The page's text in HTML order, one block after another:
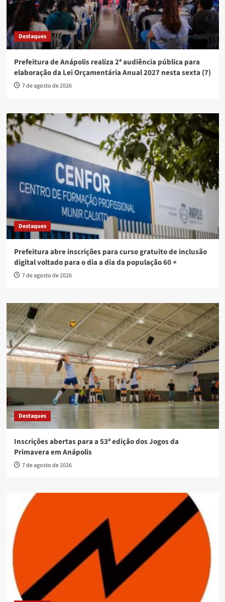
Destaques
Prefeitura de Anápolis realiza 2ª audiência pública para
elaboração da Lei Orçamentária Anual 2027 nesta sexta (7)
7 de agosto de 2026
Destaques
Prefeitura abre inscrições para curso gratuito de inclusão
digital voltado para o dia a dia da população 60 +
7 de agosto de 2026
Destaques
Inscrições abertas para a 53ª edição dos Jogos da
Primavera em Anápolis
7 de agosto de 2026